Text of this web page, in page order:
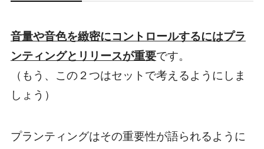
音量や音色を緻密にコントロールするにはプラ
ンティングとリリースが重要です。
（もう、この２つはセットで考えるようにしま
しょう）
プランティングはその重要性が語られるように